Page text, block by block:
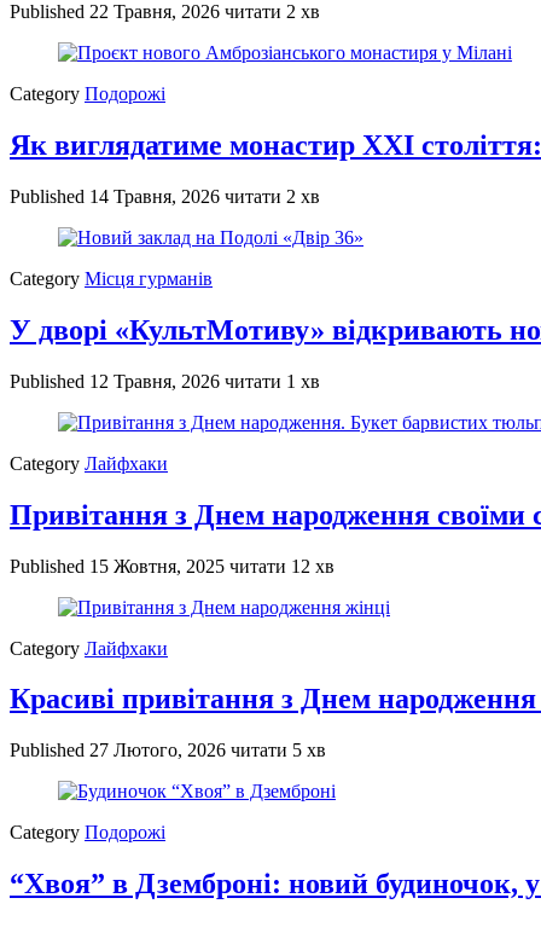
Published 22 Травня, 2026 читати 2 хв
Category Подорожі
Як виглядатиме монастир XXI
Published 14 Травня, 2026 читати 2 хв
Category Місця гурманів
У дворі «КультМотиву» відкривають
Published 12 Травня, 2026 читати 1 хв
Category Лайфхаки
Привітання з Днем народження своїми
Published 15 Жовтня, 2025 читати 12 хв
Category Лайфхаки
Красиві привітання з Днем народження
Published 27 Лютого, 2026 читати 5 хв
Category Подорожі
“Хвоя” в Дземброні: новий будиночок,